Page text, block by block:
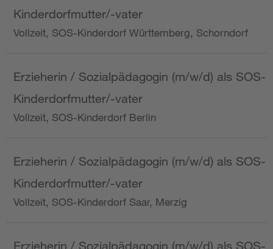
Kinderdorfmutter/-vater
Vollzeit, SOS-Kinderdorf Württemberg, Schorndorf
Erzieherin / Sozialpädagogin (m/w/d) als SOS-
Kinderdorfmutter/-vater
Vollzeit, SOS-Kinderdorf Berlin
Erzieherin / Sozialpädagogin (m/w/d) als SOS-
Kinderdorfmutter/-vater
Vollzeit, SOS-Kinderdorf Saar, Merzig
Erzieherin / Sozialpädagogin (m/w/d) als SOS-